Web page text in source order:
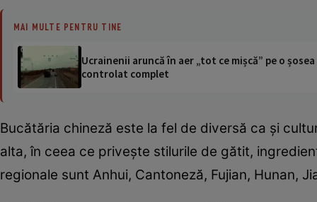
MAI MULTE PENTRU TINE
Ucrainenii aruncă în aer „tot ce mișcă” pe o
controlat complet
Bucătăria chineză este la fel de diversă ca şi
alta, în ceea ce priveşte stilurile de gătit,
regionale sunt Anhui, Cantoneză, Fujian, Hunan,